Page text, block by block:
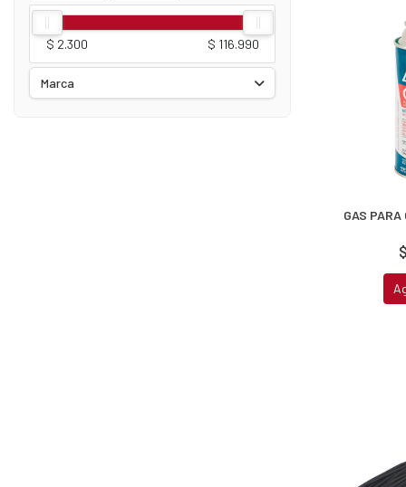
$ 2.300 $ 116.990
Marca
GAS